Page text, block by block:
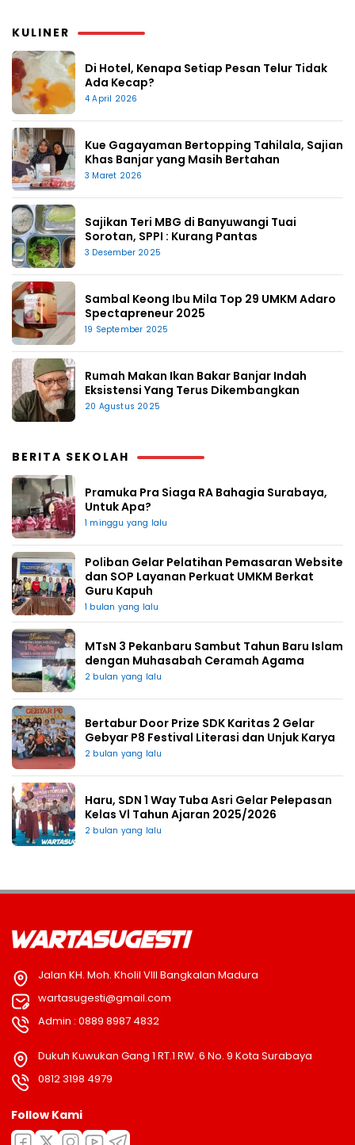
KULINER
Di Hotel, Kenapa Setiap Pesan Telur Tidak
Ada Kecap?
4 April 2026
Kue Gagayaman Bertopping Tahilala, Sajian
Khas Banjar yang Masih Bertahan
3 Maret 2026
Sajikan Teri MBG di Banyuwangi Tuai
Sorotan, SPPI : Kurang Pantas
3 Desember 2025
Sambal Keong Ibu Mila Top 29 UMKM Adaro
Spectapreneur 2025
19 September 2025
Rumah Makan Ikan Bakar Banjar Indah
Eksistensi Yang Terus Dikembangkan
20 Agustus 2025
BERITA SEKOLAH
Pramuka Pra Siaga RA Bahagia Surabaya,
Untuk Apa?
1 minggu yang lalu
Poliban Gelar Pelatihan Pemasaran Website
dan SOP Layanan Perkuat UMKM Berkat
Guru Kapuh
1 bulan yang lalu
MTsN 3 Pekanbaru Sambut Tahun Baru Islam
dengan Muhasabah Ceramah Agama
2 bulan yang lalu
Bertabur Door Prize SDK Karitas 2 Gelar
Gebyar P8 Festival Literasi dan Unjuk Karya
2 bulan yang lalu
Haru, SDN 1 Way Tuba Asri Gelar Pelepasan
Kelas Vl Tahun Ajaran 2025/2026
2 bulan yang lalu
Jalan KH. Moh. Kholil VIII Bangkalan Madura
wartasugesti@gmail.com
Admin : 0889 8987 4832
Dukuh Kuwukan Gang 1 RT.1 RW. 6 No. 9 Kota Surabaya
0812 3198 4979
Follow Kami